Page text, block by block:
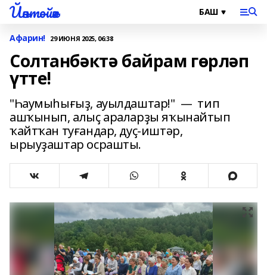
Йәнтөйәк
Афарин! 29 ИЮНЯ 2025, 06:38
Солтанбәктә байрам гөрләп
үтте!
"Һаумыһығыҙ, ауылдаштар!" — тип
ашҡынып, алыҫ араларҙы яҡынайтып
ҡайтҡан туғандар, дуҫ-иштәр,
ырыуҙаштар осрашты.